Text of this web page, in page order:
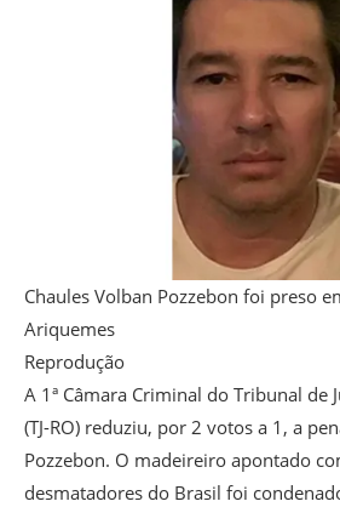
Chaules Volban Pozzebon foi preso
Ariquemes
Reprodução
A 1ª Câmara Criminal do Tribunal de
(TJ-RO) reduziu, por 2 votos a 1, a
Pozzebon. O madeireiro apontado
desmatadores do Brasil foi